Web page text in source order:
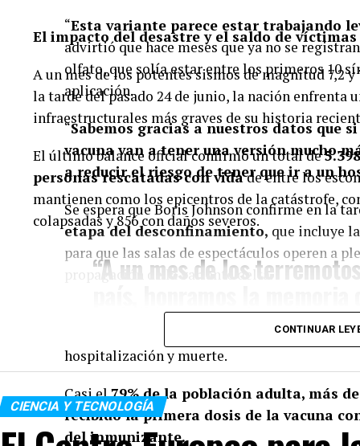
“Esta variante parece estar trabajando
advirtió que hace meses que ya no se
olfato, que solía estar entre los primeros 10
aplicación.
“Sabemos gracias a nuestros datos que
vacuna van a tener una versión mucho
a reducir el riesgo de tener que ir a un
Se espera que Boris Johnson confirme en la
etapa del desconfinamiento, que incluye
para que las salas de espectáculos operen a
propagación de la variante delta.
Retrasar la última etapa, prolongando entre
permitiría completar la vacunas de más
hospitalización y muerte.
Casi el79% de la población adulta, más
recibido la primera dosis de la vacuna
del inmunizante.
El impacto del desastre y el saldo de víctimas
A un mes de los potentes sismos de magnitud 7,2
la tarde del pasado 24 de junio, la nación enfrenta
infraestructurales más graves de su historia
El último balance oficial confirmó un total de
personas rescatadas con vidade entre los
mantienen como los epicentros de la catástrofe,
colapsadas y 856 con daños severos.
“A un mes de los
Nuestro eterno
nacionales,
valiosa entrega y
Venezuela renacerá con el
manifestó a través de sus
CONTINUAR
CIENCIA Y TECNOLOGÍA